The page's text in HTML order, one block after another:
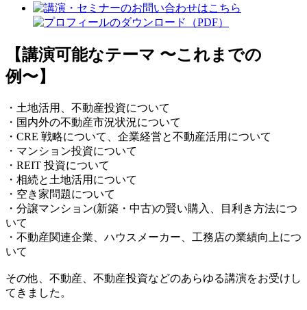
【講演可能なテーマ 〜これまでの
例〜】
・土地活用、不動産投資について
・国内外の不動産市況状況について
・CRE 戦略について、企業経営と不動産活用について
・マンション投資について
・REIT 投資について
・相続と土地活用について
・空き家問題について
・分譲マンション(新築・中古)の賢い購入、目利き方法につ
いて
・不動産関連企業、ハウスメーカー、工務店の業績向上につ
いて
その他、不動産、不動産投資などのあらゆる講演をお受けし
てきました。